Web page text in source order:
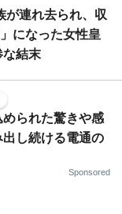
が連れ去られ、収
になった女性皇
な結末
められた驚きや感
し続ける電通の
Sponsored